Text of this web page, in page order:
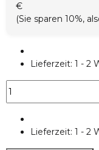
€
(Sie sparen 10%,
Lieferzeit: 1 - 2
Lieferzeit: 1 - 2